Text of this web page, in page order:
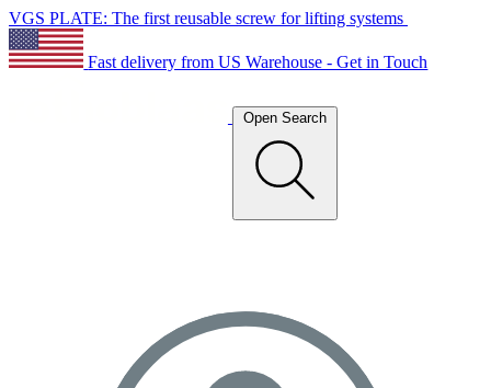
VGS PLATE: The first reusable screw for lifting systems
Fast delivery from US Warehouse - Get in Touch
Open Search